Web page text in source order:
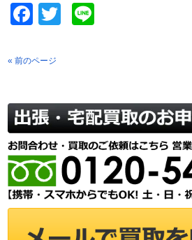
Facebook
Twitter
« 前のページ